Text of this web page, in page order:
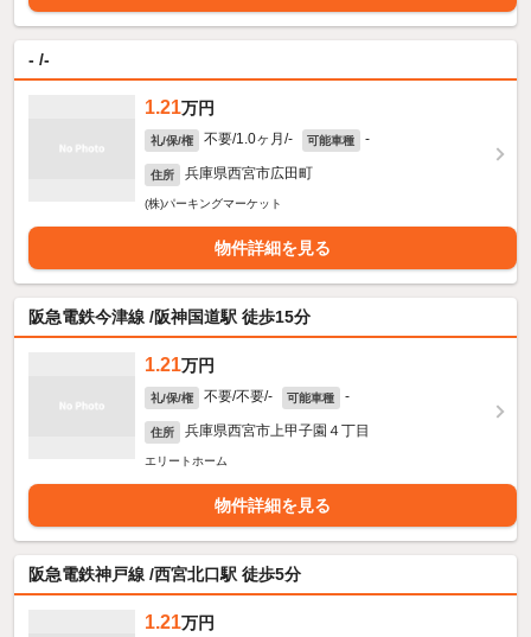
- /-
1.21万円
礼/保/権 不要/1.0ヶ月/- 可能車種 -
住所 兵庫県西宮市広田町
(株)パーキングマーケット
物件詳細を見る
阪急電鉄今津線 /阪神国道駅 徒歩15分
1.21万円
礼/保/権 不要/不要/- 可能車種 -
住所 兵庫県西宮市上甲子園４丁目
エリートホーム
物件詳細を見る
阪急電鉄神戸線 /西宮北口駅 徒歩5分
1.21万円